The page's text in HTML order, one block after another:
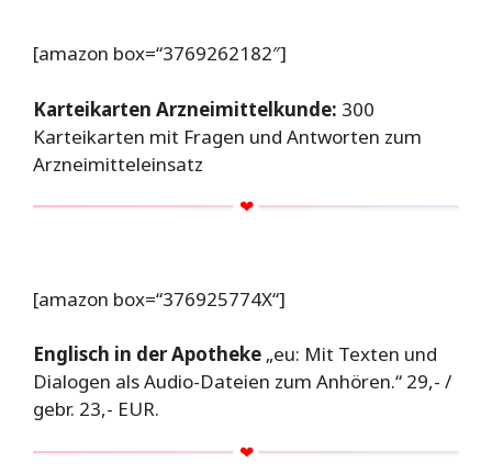
[amazon box=“3769262182″]
Karteikarten Arzneimittelkunde: 300
Karteikarten mit Fragen und Antworten zum
Arzneimitteleinsatz
[amazon box=“376925774X“]
Englisch in der Apotheke „eu: Mit Texten und
Dialogen als Audio-Dateien zum Anhören.“ 29,- /
gebr. 23,- EUR.